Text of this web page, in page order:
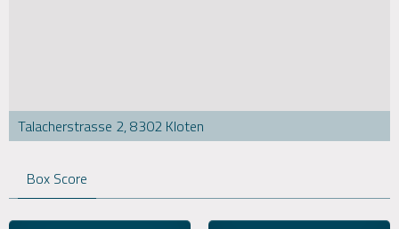
Talacherstrasse 2, 8302 Kloten
Box Score